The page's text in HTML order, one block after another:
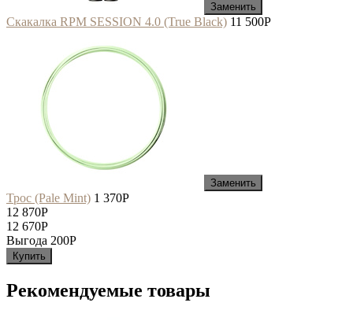
Заменить
Скакалка RPM SESSION 4.0 (True Black) 11 500P
Заменить
Трос (Pale Mint) 1 370P
12 870P
12 670P
Выгода 200P
Купить
Рекомендуемые товары